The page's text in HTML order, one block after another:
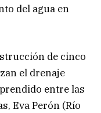
del agua en
de cinco
el drenaje
entre las
Eva Perón (Río